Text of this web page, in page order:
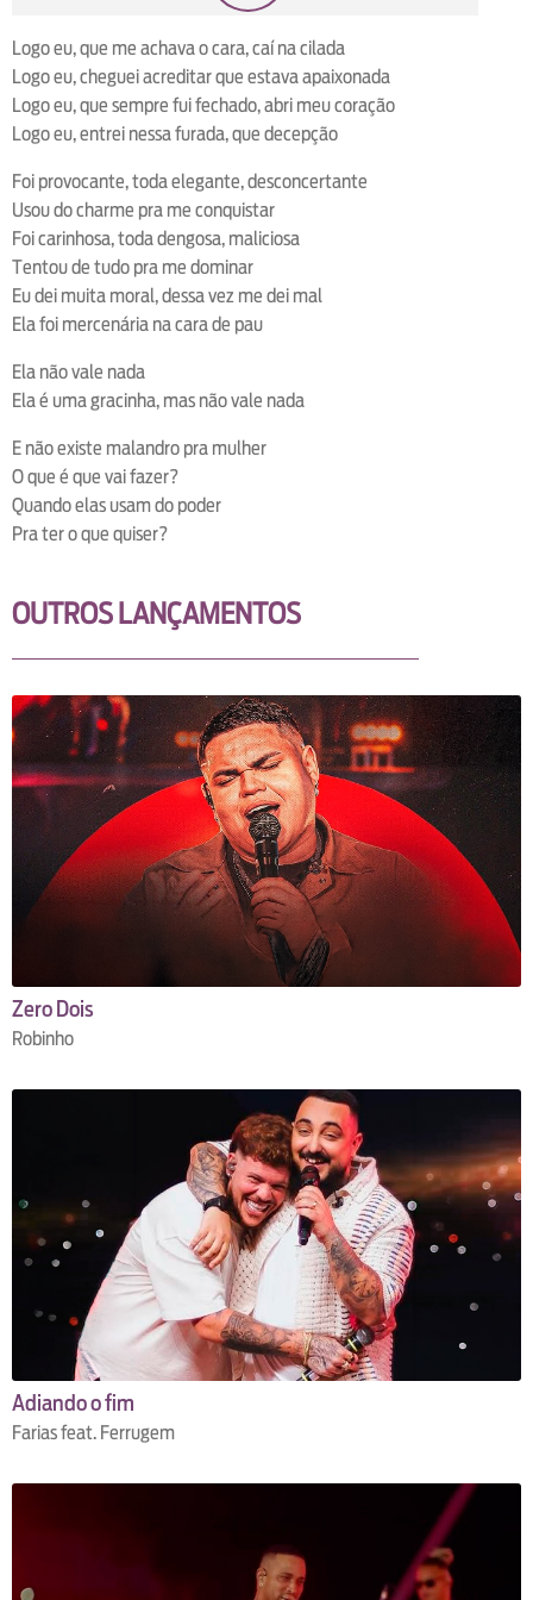
Logo eu, que me achava o cara, caí na cilada
Logo eu, cheguei acreditar que estava apaixonada
Logo eu, que sempre fui fechado, abri meu coração
Logo eu, entrei nessa furada, que decepção
Foi provocante, toda elegante, desconcertante
Usou do charme pra me conquistar
Foi carinhosa, toda dengosa, maliciosa
Tentou de tudo pra me dominar
Eu dei muita moral, dessa vez me dei mal
Ela foi mercenária na cara de pau
Ela não vale nada
Ela é uma gracinha, mas não vale nada
E não existe malandro pra mulher
O que é que vai fazer?
Quando elas usam do poder
Pra ter o que quiser?
OUTROS LANÇAMENTOS
Zero Dois
Robinho
Adiando o fim
Farias feat. Ferrugem